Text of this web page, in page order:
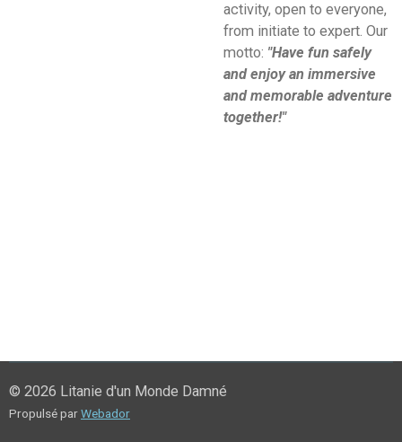
activity, open to everyone,
from initiate to expert. Our
motto: "Have fun safely
and enjoy an immersive
and memorable adventure
together!"
© 2026 Litanie d'un Monde Damné
Propulsé parWebador